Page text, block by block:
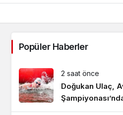
Gündüz
Popüler Haberler
2 saat önce
Doğukan Ulaç,
Takımı ile